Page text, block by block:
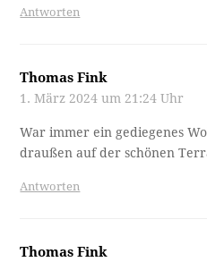
Antworten
Thomas Fink
1. März 2024 um 21:24 Uhr
War immer ein gediegenes
draußen auf der schönen
Antworten
Thomas Fink